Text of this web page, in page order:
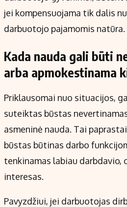
jei kompensuojama tik dalis
darbuotojo pajamomis natūra.
Kada nauda gali būti
arba apmokestinama
Priklausomai nuo situacijos,
suteiktas būstas
asmeninė nauda. Tai
būstas būtinas darbo
tenkinamas labiau darbdavio,
interesas.
Pavyzdžiui, jei darbuotojas